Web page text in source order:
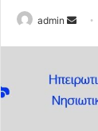
admin
Send